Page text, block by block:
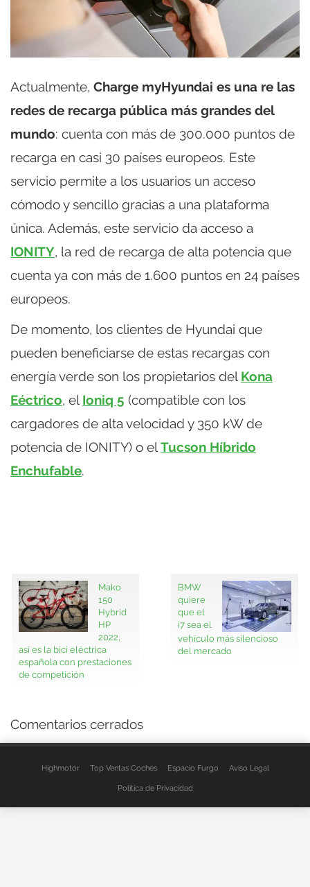
Actualmente, Charge myHyundai es una re las
redes de recarga pública más grandes del
mundo: cuenta con más de 300.000 puntos de
recarga en casi 30 países europeos. Este
servicio permite a los usuarios un acceso
cómodo y sencillo gracias a una plataforma
única. Además, este servicio da acceso a
IONITY, la red de recarga de alta potencia que
cuenta ya con más de 1.600 puntos en 24 países
europeos.
De momento, los clientes de Hyundai que
pueden beneficiarse de estas recargas con
energía verde son los propietarios del Kona
Eéctrico, el Ioniq 5 (compatible con los
cargadores de alta velocidad y 350 kW de
potencia de IONITY) o elTucson Híbrido
Enchufable.
Mako
150
Hybrid
HP
2022,
así es la bici eléctrica
española con prestaciones
de competición
BMW
quiere
que el
i7 sea el
vehículo más silencioso
del mercado
Comentarios cerrados
Highmotor Top Ventas Coches Espacio Furgo Aviso Legal
Política de Privacidad